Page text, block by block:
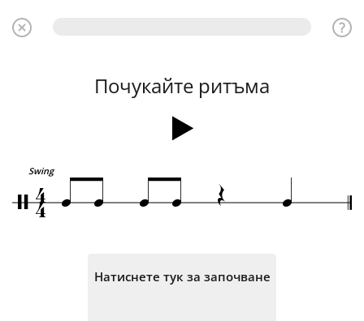
Почукайте ритъма
Swing
/4
4 q q q q Œ q
Натиснете тук за започване